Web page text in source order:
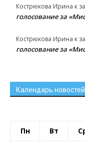
Кострюкова Ирина к
голосование за
Кострюкова Ирина к
голосование за
Календарь новостей
Пн Вт